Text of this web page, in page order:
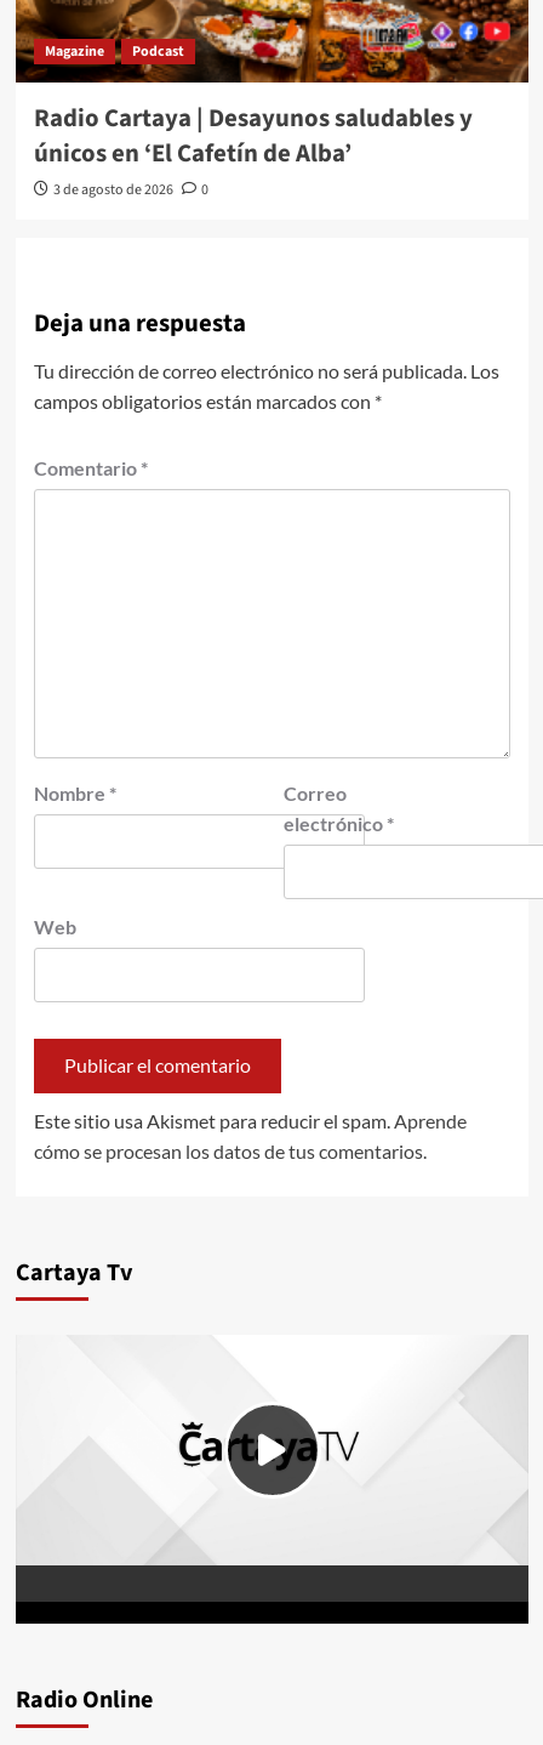
Magazine Podcast
Radio Cartaya | Desayunos saludables y
únicos en ‘El Cafetín de Alba’
3 de agosto de 2026 0
Deja una respuesta
Tu dirección de correo electrónico no será publicada. Los
campos obligatorios están marcados con *
Comentario *
Nombre *
Correo
electrónico *
Web
Este sitio usa Akismet para reducir el spam. Aprende
cómo se procesan los datos de tus comentarios.
Cartaya Tv
Radio Online